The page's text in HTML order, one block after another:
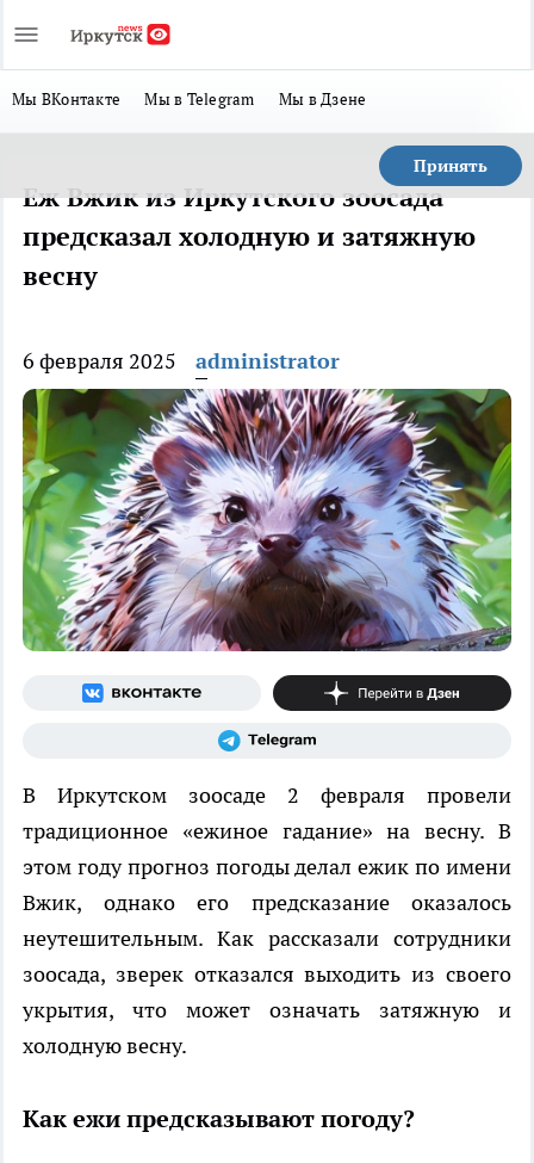
Мы ВКонтакте Мы в Telegram Мы в Дзене
Принять
Еж Вжик из Иркутского зоосада
предсказал холодную и затяжную
весну
6 февраля 2025 administrator
В Иркутском зоосаде 2 февраля провели
традиционное «ежиное гадание» на весну. В
этом году прогноз погоды делал ежик по имени
Вжик, однако его предсказание оказалось
неутешительным. Как рассказали сотрудники
зоосада, зверек отказался выходить из своего
укрытия, что может означать затяжную и
холодную весну.
Как ежи предсказывают погоду?